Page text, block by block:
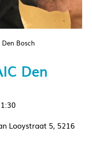
Bosch
Den
Looystraat 5, 5216